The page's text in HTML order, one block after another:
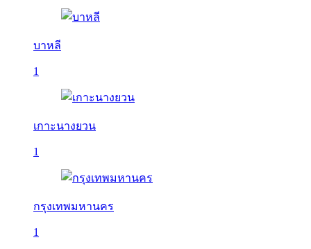
บาหลี
1
เกาะนางยวน
1
กรุงเทพมหานคร
1